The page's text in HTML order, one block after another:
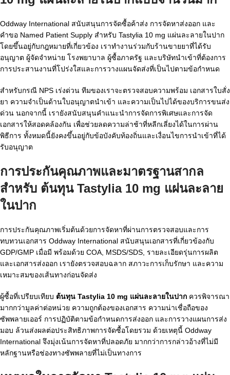
Oddway International สนับสนุนการจัดซื้อค้าส่ง การจัดหาส่งออก และ
คำขอ Named Patient Supply สำหรับ Tastylia 10 mg แผ่นละลายในปาก
โดยขึ้นอยู่กับกฎหมายที่เกี่ยวข้อง เราทำงานร่วมกับร้านขายยาที่ได้รับ
อนุญาต ผู้จัดจำหน่าย โรงพยาบาล ผู้ซื้อภาครัฐ และบริษัทนำเข้าที่ต้องการ
การประสานงานที่โปร่งใสและการวางแผนจัดส่งที่เป็นไปตามข้อกำหนด
สำหรับกรณี NPS เร่งด่วน ทีมของเราจะตรวจสอบความพร้อม เอกสารใบสั่ง
ยา ความจำเป็นด้านใบอนุญาตนำเข้า และความเป็นไปได้ของบริการขนส่ง
ด่วน นอกจากนี้ เรายังสนับสนุนคำแนะนำการจัดการพิเศษและการจัด
เอกสารให้สอดคล้องกัน เพื่อช่วยลดความล่าช้าที่หลีกเลี่ยงได้ในการผ่าน
พิธีการ ทั้งหมดนี้ยังคงขึ้นอยู่กับข้อบังคับท้องถิ่นและเงื่อนไขการนำเข้าที่ได้
รับอนุญาต
การประกันคุณภาพและมาตรฐานสากล
สำหรับ ต้นทุน Tastylia 10 mg แผ่นละลาย
ในปาก
การประกันคุณภาพเริ่มต้นด้วยการจัดหาที่ผ่านการตรวจสอบและการ
ทบทวนเอกสาร Oddway International สนับสนุนเอกสารที่เกี่ยวข้องกับ
GDP/GMP เมื่อมี พร้อมด้วย COA, MSDS/SDS, รายละเอียดรุ่นการผลิต
และเอกสารส่งออก เรายังตรวจสอบฉลาก สภาวะการเก็บรักษา และความ
เหมาะสมของเส้นทางก่อนจัดส่ง
ผู้ซื้อที่เปรียบเทียบ ต้นทุน Tastylia 10 mg แผ่นละลายในปาก ควรพิจารณา
มากกว่ามูลค่าต่อหน่วย ความถูกต้องของเอกสาร ความน่าเชื่อถือของ
ซัพพลายเออร์ การปฏิบัติตามข้อกำหนดการส่งออก และการวางแผนการส่ง
มอบ ล้วนส่งผลต่อประสิทธิภาพการจัดซื้อโดยรวม ด้วยเหตุนี้ Oddway
International จึงมุ่งเน้นการจัดหาที่ปลอดภัย มากกว่าการกล่าวอ้างที่ไม่มี
หลักฐานหรือช่องทางซัพพลายที่ไม่เป็นทางการ